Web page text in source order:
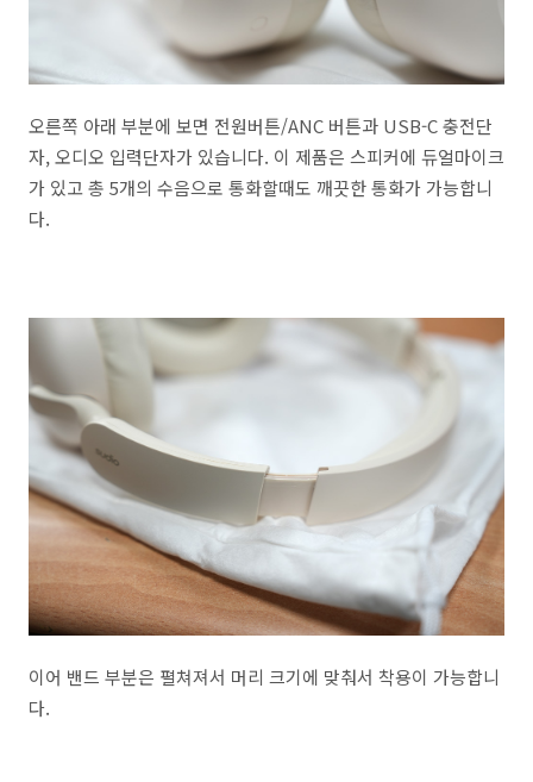
오른쪽 아래 부분에 보면 전원버튼/ANC 버튼과 USB-C 충전단
자, 오디오 입력단자가 있습니다. 이 제품은 스피커에 듀얼마이크
가 있고 총 5개의 수음으로 통화할때도 깨끗한 통화가 가능합니
다.
이어 밴드 부분은 펼쳐져서 머리 크기에 맞춰서 착용이 가능합니
다.